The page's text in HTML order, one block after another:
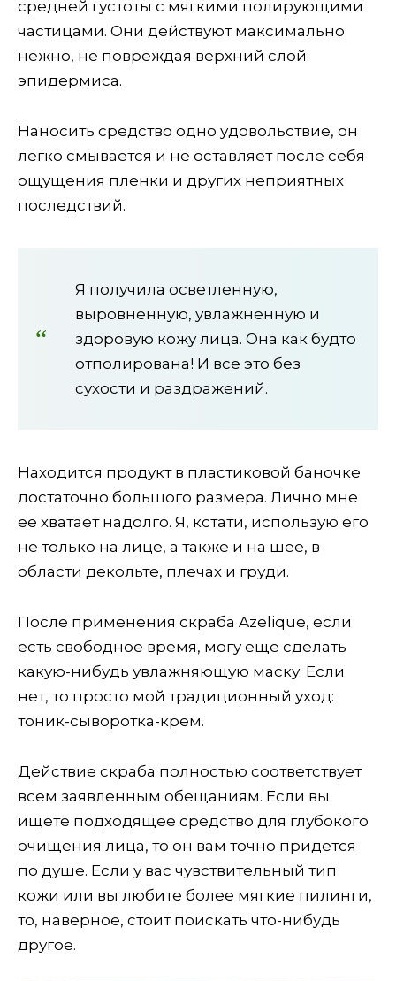
средней густоты с мягкими полирующими
частицами. Они действуют максимально
нежно, не повреждая верхний слой
эпидермиса.
Наносить средство одно удовольствие, он
легко смывается и не оставляет после себя
ощущения пленки и других неприятных
последствий.
Я получила осветленную,
выровненную, увлажненную и
здоровую кожу лица. Она как будто
отполирована! И все это без
сухости и раздражений.
Находится продукт в пластиковой баночке
достаточно большого размера. Лично мне
ее хватает надолго. Я, кстати, использую его
не только на лице, а также и на шее, в
области декольте, плечах и груди.
После применения скраба Azelique, если
есть свободное время, могу еще сделать
какую-нибудь увлажняющую маску. Если
нет, то просто мой традиционный уход:
тоник-сыворотка-крем.
Действие скраба полностью соответствует
всем заявленным обещаниям. Если вы
ищете подходящее средство для глубокого
очищения лица, то он вам точно придется
по душе. Если у вас чувствительный тип
кожи или вы любите более мягкие пилинги,
то, наверное, стоит поискать что-нибудь
другое.